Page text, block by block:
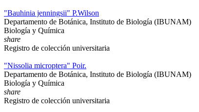
"Bauhinia jenningsii" P.Wilson
Departamento de Botánica, Instituto de Biología (IBUNAM)
Biología y Química
share
Registro de colección universitaria
"Nissolia microptera" Poir.
Departamento de Botánica, Instituto de Biología (IBUNAM)
Biología y Química
share
Registro de colección universitaria